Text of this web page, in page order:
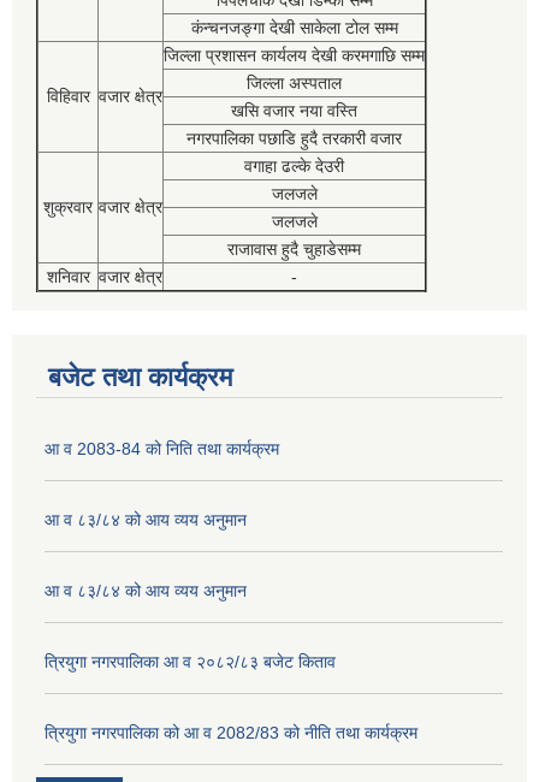
कंन्चनजङ्गा देखी साकेला टोल सम्म
विहिवार वजार क्षेत्र
जिल्ला प्रशासन कार्यलय देखी करमगाछि सम्म
जिल्ला अस्पताल
खसि वजार नया वस्ति
नगरपालिका पछाडि हुदै तरकारी वजार
शुक्रवार वजार क्षेत्र
वगाहा ढल्के देउरी
जलजले
जलजले
राजावास हुदै चुहाडेसम्म
शनिवार वजार क्षेत्र -
बजेट तथा कार्यक्रम
आ व 2083-84 को निति तथा कार्यक्रम
आ व ८३/८४ को आय व्यय अनुमान
आ व ८३/८४ को आय व्यय अनुमान
त्रियुगा नगरपालिका आ व २०८२/८३ बजेट किताव
त्रियुगा नगरपालिका को आ व 2082/83 को नीति तथा कार्यक्रम